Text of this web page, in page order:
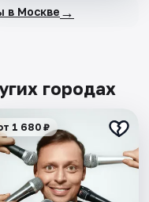
в Москве →
городах
1 680 ₽